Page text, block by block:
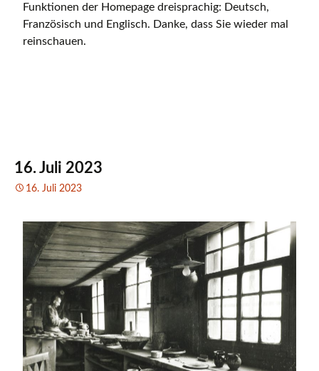
Funktionen der Homepage dreisprachig: Deutsch,
Französisch und Englisch. Danke, dass Sie wieder mal
reinschauen.
16. Juli 2023
16. Juli 2023